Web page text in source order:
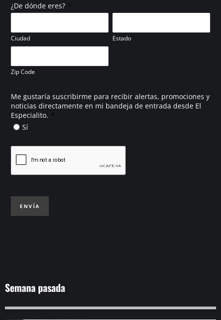
¿De dónde eres? *
Ciudad Estado
Zip Code
Me gustaría suscribirme para recibir alertas, promociones y
noticias directamente en mi bandeja de entrada desde El
Especialito. *
Sí
ENVÍA
Semana pasada